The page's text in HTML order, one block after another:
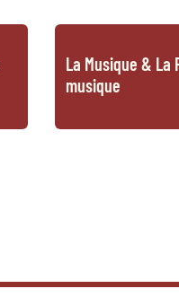
La Musique & La
musique